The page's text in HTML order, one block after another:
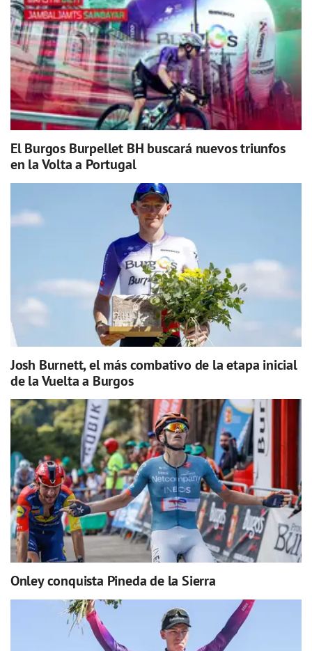
El Burgos Burpellet BH buscará nuevos triunfos
en la Volta a Portugal
Josh Burnett, el más combativo de la etapa inicial
de la Vuelta a Burgos
Onley conquista Pineda de la Sierra